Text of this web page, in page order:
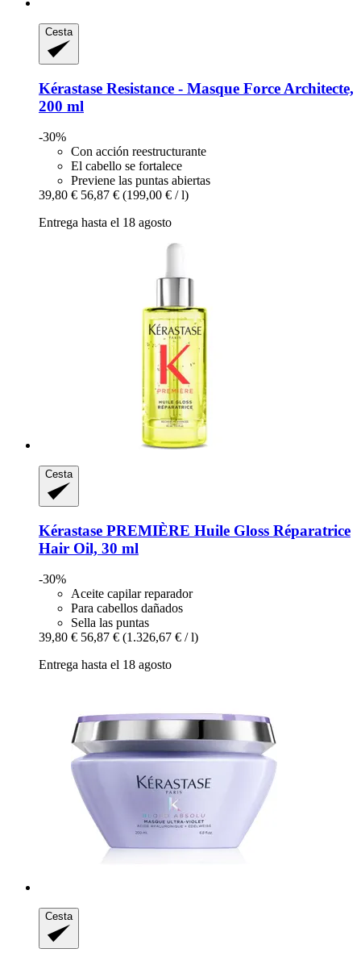
Cesta
Kérastase Resistance -​ Masque Force Architecte,
200 ml
-30%
Con acción reestructurante
El cabello se fortalece
Previene las puntas abiertas
39,80 € 56,87 € (199,00 € / l)
Entrega hasta el 18 agosto
Cesta
Kérastase PREMIÈRE Huile Gloss Réparatrice
Hair Oil, 30 ml
-30%
Aceite capilar reparador
Para cabellos dañados
Sella las puntas
39,80 € 56,87 € (1.326,67 € / l)
Entrega hasta el 18 agosto
Cesta